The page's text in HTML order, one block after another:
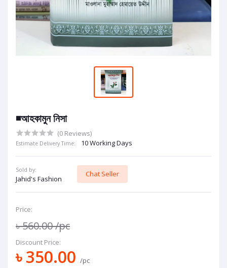
◾আহকামুন নিসা
(0 Reviews)
Estimate Delivery Time: 10 Working Days
Sold by:
Jahid's Fashion
Chat Seller
Price:
৳ 560.00/pc
Discount Price:
৳ 350.00 /pc